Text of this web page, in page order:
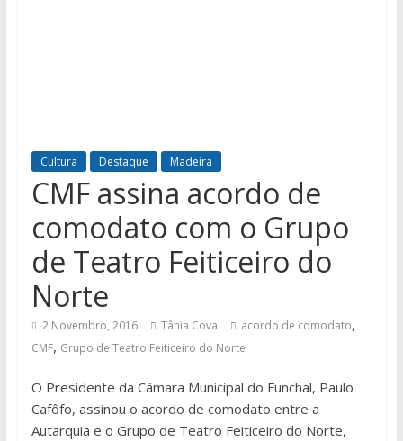
Cultura Destaque Madeira
CMF assina acordo de
comodato com o Grupo
de Teatro Feiticeiro do
Norte
2 Novembro, 2016 Tânia Cova acordo de comodato,
CMF, Grupo de Teatro Feiticeiro do Norte
O Presidente da Câmara Municipal do Funchal, Paulo
Cafôfo, assinou o acordo de comodato entre a
Autarquia e o Grupo de Teatro Feiticeiro do Norte,